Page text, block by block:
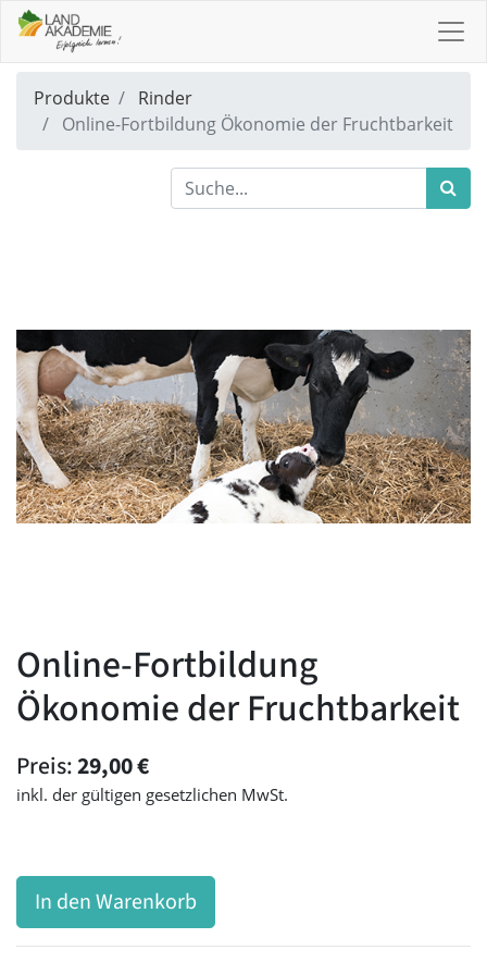
Produkte
Rinder
Online-Fortbildung Ökonomie der Fruchtbarkeit
Online-Fortbildung
Ökonomie der Fruchtbarkeit
Preis:29,00€
inkl. der gültigen gesetzlichen MwSt.
In den Warenkorb